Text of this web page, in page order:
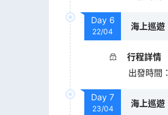
Day 6
22/04
海上巡遊
行程詳情
出發時間 ：
Day 7
23/04
海上巡遊